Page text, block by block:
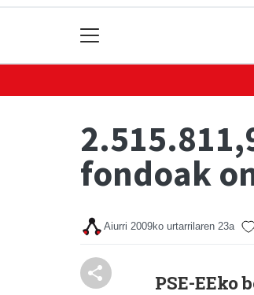
fondoak
Aiurri 2009ko urtarrilaren 23a
PSE-EEko